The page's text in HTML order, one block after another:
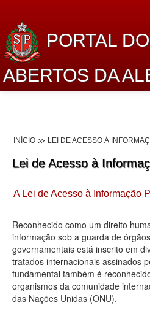
PORTAL
ABERTOS DA
Lei de Acesso à Informação
Dados Governamentais
Planejamento
Catálogo de dados
Processo Legislativo
Deputados Estaduais
INÍCIO LEI DE ACESSO À
Lei de Acesso à
A Lei de Acesso à Informação
Reconhecido como um direito
informação sob a guarda de
governamentais está inscrito em
tratados internacionais assinados
fundamental também é
organismos da comunidade
das Nações Unidas (ONU).